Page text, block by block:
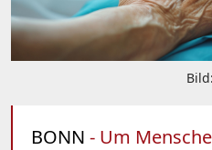
BONN - Um